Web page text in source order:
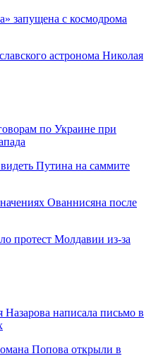
запущена с космодрома
астронома Николая
по Украине при
Путина на саммите
Ованнисяна после
протест Молдавии из-за
написала письмо в
Попова открыли в